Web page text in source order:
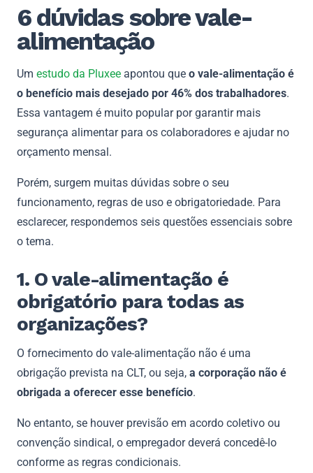
6 dúvidas sobre vale-
alimentação
Um estudo da Pluxee apontou que o vale-alimentação é
o benefício mais desejado por 46% dos trabalhadores.
Essa vantagem é muito popular por garantir mais
segurança alimentar para os colaboradores e ajudar no
orçamento mensal.
Porém, surgem muitas dúvidas sobre o seu
funcionamento, regras de uso e obrigatoriedade. Para
esclarecer, respondemos seis questões essenciais sobre
o tema.
1. O vale-alimentação é
obrigatório para todas as
organizações?
O fornecimento do vale-alimentação não é uma
obrigação prevista na CLT, ou seja, a corporação não é
obrigada a oferecer esse benefício.
No entanto, se houver previsão em acordo coletivo ou
convenção sindical, o empregador deverá concedê-lo
conforme as regras condicionais.